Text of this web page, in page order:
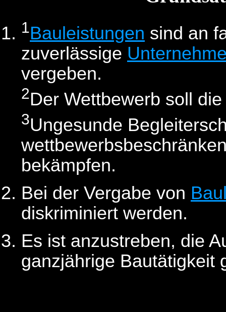
1Bauleistungen sind an
zuverlässige
vergeben.
2Der Wettbewerb soll
3Ungesunde
bekämpfen.
Bei der Vergabe von
diskriminiert werden.
Es ist anzustreben, die
ganzjährige Bautätigkeit